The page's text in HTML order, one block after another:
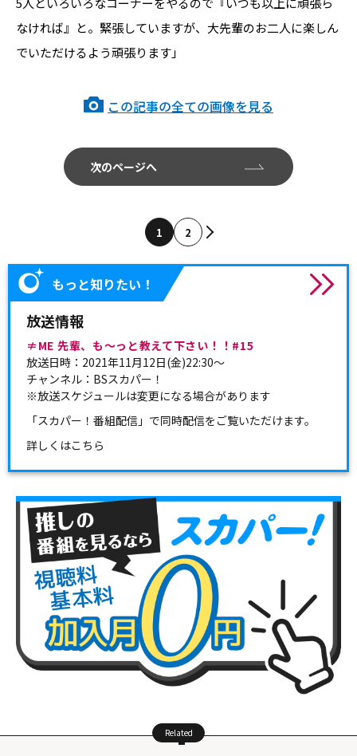
なければ』と。緊張していますが、大先輩のお二人に楽しん
でいただけるよう頑張ります」
この記事の全ての画像を見る
次のページへ
1 2
もっと知りたい！
放送情報
≠ME 先輩、も～っと教えて下さい！！#15
放送日時：2021年11月12日(金)22:30～
チャンネル：BSスカパー！
※放送スケジュールは変更になる場合があります
「スカパー！番組配信」で同時配信をご覧いただけます。
詳しくはこちら
Related